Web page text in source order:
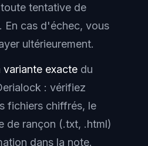
tentative de
En cas d'échec, vous
ultérieurement.
variante exacte du
: vérifiez
fichiers chiffrés, le
de rançon (.txt, .html)
dans la note.